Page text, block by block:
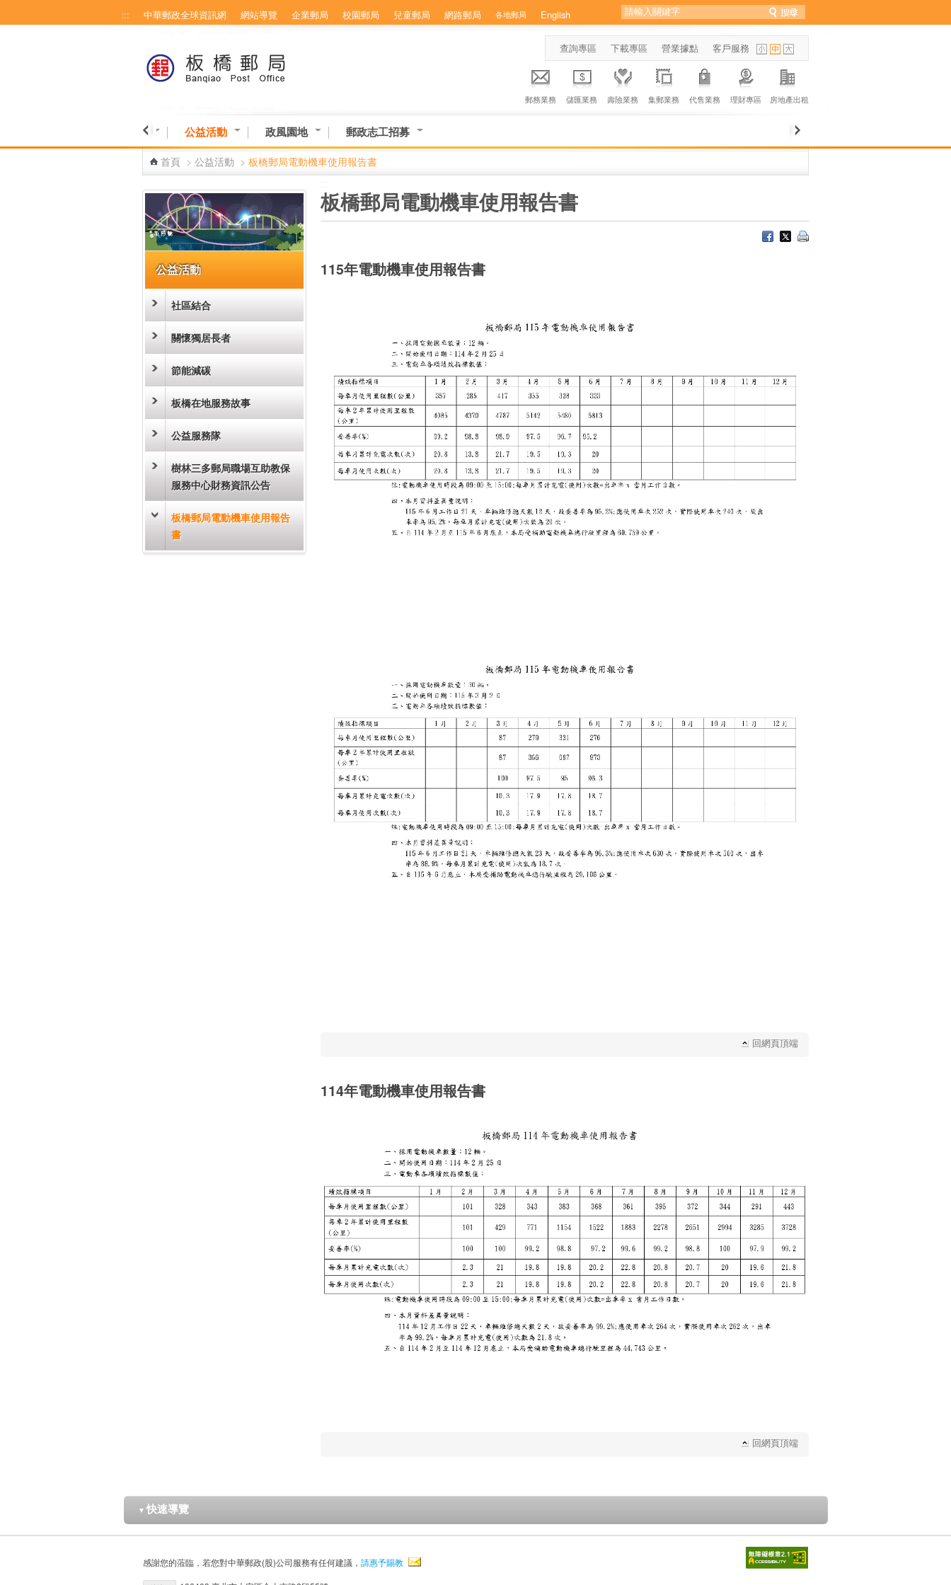
::: 中華郵政全球資訊網 網站導覽 企業郵局 校園郵局 兒童郵局 網路郵局 各地郵局 English
查詢專區 下載專區 營業據點 客戶服務
郵務業務 儲匯業務 壽險業務 集郵業務 代售業務 理財專區 房地產出租
民意交流 公益活動 政風園地 郵政志工招募
首頁 > 公益活動 > 板橋郵局電動機車使用報告書
公益活動
社區結合
關懷獨居長者
節能減碳
板橋在地服務故事
公益服務隊
樹林三多郵局職場互助教保
服務中心財務資訊公告
板橋郵局電動機車使用報告
書
板橋郵局電動機車使用報告書
115年電動機車使用報告書
回網頁頂端
114年電動機車使用報告書
回網頁頂端
▼ 快速導覽
感謝您的蒞臨，若您對中華郵政(股)公司服務有任何建議， 請惠予賜教